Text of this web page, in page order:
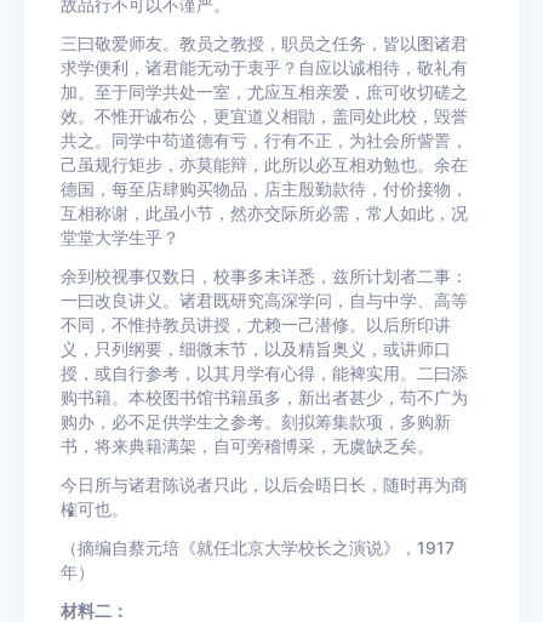
故品行不可以不谨严。
三曰敬爱师友。教员之教授，职员之任务，皆以图诸君
求学便利，诸君能无动于衷乎？自应以诚相待，敬礼有
加。至于同学共处一室，尤应互相亲爱，庶可收切磋之
效。不惟开诚布公，更宜道义相勖，盖同处此校，毁誉
共之。同学中苟道德有亏，行有不正，为社会所訾詈，
己虽规行矩步，亦莫能辩，此所以必互相劝勉也。余在
德国，每至店肆购买物品，店主殷勤款待，付价接物，
互相称谢，此虽小节，然亦交际所必需，常人如此，况
堂堂大学生乎？
余到校视事仅数日，校事多未详悉，兹所计划者二事：
一曰改良讲义。诸君既研究高深学问，自与中学、高等
不同，不惟持教员讲授，尤赖一己潜修。以后所印讲
义，只列纲要，细微末节，以及精旨奥义，或讲师口
授，或自行参考，以其月学有心得，能裨实用。二曰添
购书籍。本校图书馆书籍虽多，新出者甚少，苟不广为
购办，必不足供学生之参考。刻拟筹集款项，多购新
书，将来典籍满架，自可旁稽博采，无虞缺乏矣。
今日所与诸君陈说者只此，以后会晤日长，随时再为商
榷可也。
（摘编自蔡元培《就任北京大学校长之演说》，1917
年）
材料二：